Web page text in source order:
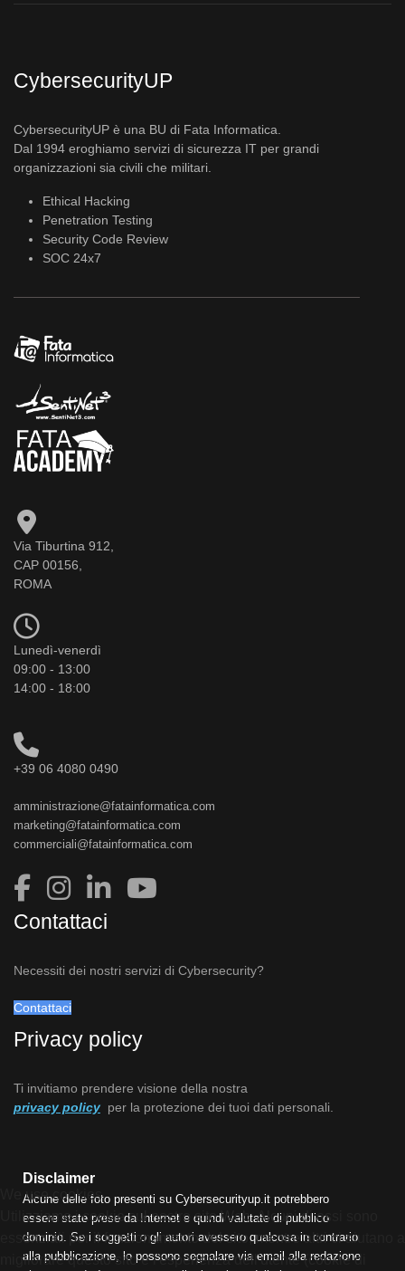
CybersecurityUP
CybersecurityUP è una BU di Fata Informatica.
Dal 1994 eroghiamo servizi di sicurezza IT per grandi
organizzazioni sia civili che militari.
Ethical Hacking
Penetration Testing
Security Code Review
SOC 24x7
Via Tiburtina 912,
CAP 00156,
ROMA
Lunedì-venerdì
09:00 - 13:00
14:00 - 18:00
+39 06 4080 0490
amministrazione@fatainformatica.com
marketing@fatainformatica.com
commerciali@fatainformatica.com
Contattaci
Necessiti dei nostri servizi di Cybersecurity?
Contattaci
Privacy policy
Ti invitiamo prendere visione della nostra
privacy policy per la protezione dei tuoi dati personali.
Disclaimer
Alcune delle foto presenti su Cybersecurityup.it potrebbero
essere state prese da Internet e quindi valutate di pubblico
dominio. Se i soggetti o gli autori avessero qualcosa in contrario
alla pubblicazione, lo possono segnalare via email alla redazione
We use cookies
Utilizziamo i cookie sul nostro sito Web. Alcuni di essi sono
essenziali per il funzionamento del sito, mentre altri ci aiutano a
migliorare questo sito e l'esperienza dell'utente (cookie di